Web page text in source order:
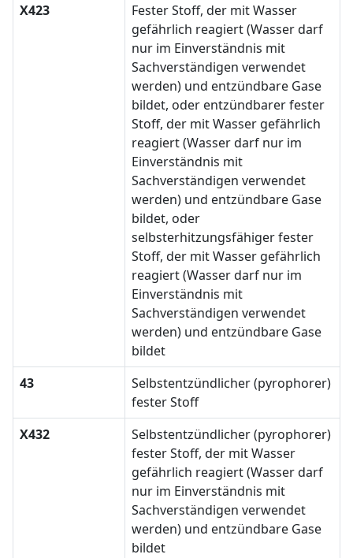
X423
Fester Stoff, der mit Wasser
gefährlich reagiert (Wasser darf
nur im Einverständnis mit
Sachverständigen verwendet
werden) und entzündbare Gase
bildet, oder entzündbarer fester
Stoff, der mit Wasser gefährlich
reagiert (Wasser darf nur im
Einverständnis mit
Sachverständigen verwendet
werden) und entzündbare Gase
bildet, oder
selbsterhitzungsfähiger fester
Stoff, der mit Wasser gefährlich
reagiert (Wasser darf nur im
Einverständnis mit
Sachverständigen verwendet
werden) und entzündbare Gase
bildet
43
Selbstentzündlicher (pyrophorer)
fester Stoff
X432
Selbstentzündlicher (pyrophorer)
fester Stoff, der mit Wasser
gefährlich reagiert (Wasser darf
nur im Einverständnis mit
Sachverständigen verwendet
werden) und entzündbare Gase
bildet